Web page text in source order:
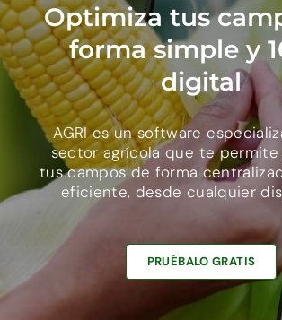
Optimiza tus
forma simple y
digital
AGRI es un software
sector agrícola que te permite
tus campos de forma
eficiente, desde cualquier
PRUÉBALO GRATIS